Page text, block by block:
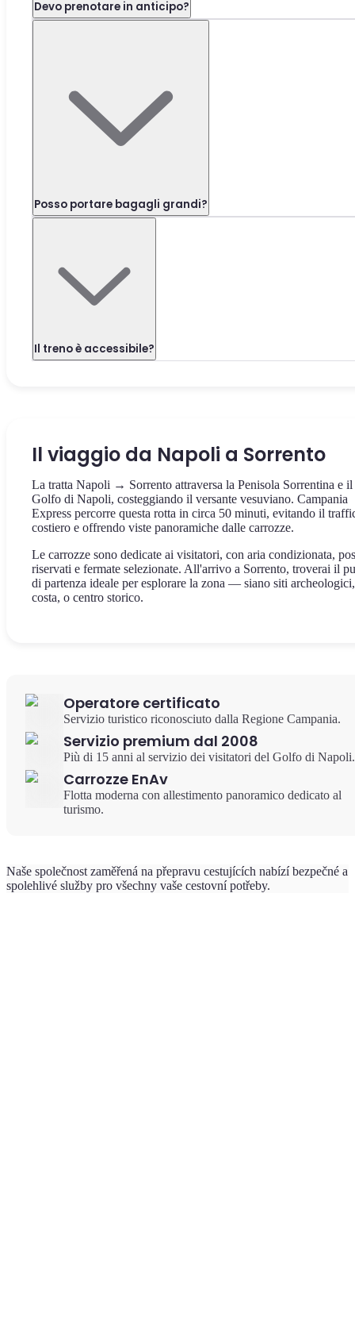
Devo prenotare in anticipo?
Posso portare bagagli grandi?
Il treno è accessibile?
Il viaggio da Napoli a Sorrento
La tratta Napoli → Sorrento attraversa la Penisola Sorrentina e il
Golfo di Napoli, costeggiando il versante vesuviano. Campania
Express percorre questa rotta in circa 50 minuti, evitando il
costiero e offrendo viste panoramiche dalle carrozze.
Le carrozze sono dedicate ai visitatori, con aria condizionata,
riservati e fermate selezionate. All'arrivo a Sorrento, troverai il
di partenza ideale per esplorare la zona — siano siti archeologici,
costa, o centro storico.
Operatore certificato
Servizio turistico riconosciuto dalla Regione Campania.
Servizio premium dal 2008
Più di 15 anni al servizio dei visitatori del Golfo di Napoli.
Carrozze EnAv
Flotta moderna con allestimento panoramico dedicato al
turismo.
Naše společnost zaměřená na přepravu cestujících nabízí bezpečné a
spolehlivé služby pro všechny vaše cestovní potřeby.